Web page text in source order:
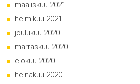
maaliskuu 2021
helmikuu 2021
joulukuu 2020
marraskuu 2020
elokuu 2020
heinäkuu 2020